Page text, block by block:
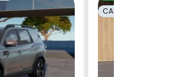
CAMBIO